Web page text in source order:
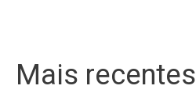
Mais recentes